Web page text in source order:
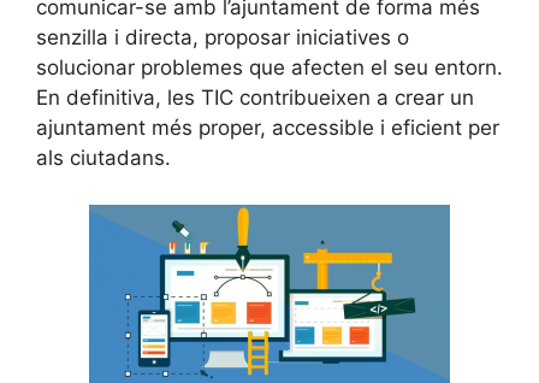
comunicar-se amb l’ajuntament de forma més
senzilla i directa, proposar iniciatives o
solucionar problemes que afecten el seu entorn.
En definitiva, les TIC contribueixen a crear un
ajuntament més proper, accessible i eficient per
als ciutadans.